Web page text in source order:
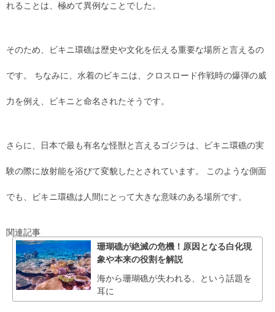
れることは、極めて異例なことでした。
そのため、ビキニ環礁は歴史や文化を伝える重要な場所と言えるの
です。 ちなみに、水着のビキニは、クロスロード作戦時の爆弾の威
力を例え、ビキニと命名されたそうです。
さらに、日本で最も有名な怪獣と言えるゴジラは、ビキニ環礁の実
験の際に放射能を浴びて変貌したとされています。 このような側面
でも、ビキニ環礁は人間にとって大きな意味のある場所です。
関連記事
珊瑚礁が絶滅の危機！原因となる白化現
象や本来の役割を解説
海から珊瑚礁が失われる、という話題を
耳に